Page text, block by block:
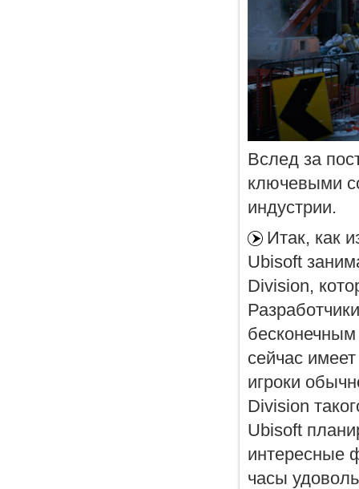
Вслед за
ключевыми
индустрии.
Итак, как
Ubisoft
Division,
сейчас
игроки
Division
Ubisoft
интересные
часы